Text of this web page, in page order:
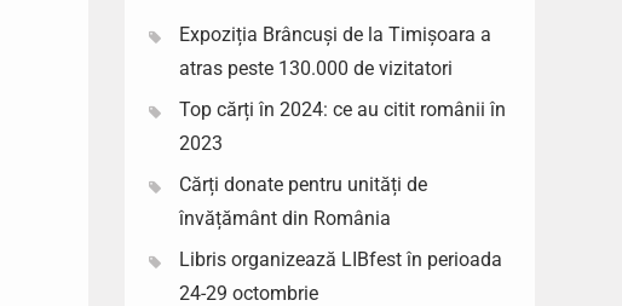
Expoziția Brâncuși de la Timișoara a
atras peste 130.000 de vizitatori
Top cărți în 2024: ce au citit românii în
2023
Cărți donate pentru unități de
învățământ din România
Libris organizează LIBfest în perioada
24-29 octombrie